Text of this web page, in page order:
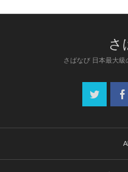
さばなび 日本最大級